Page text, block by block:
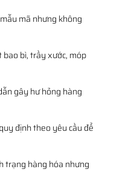
mã nhưng không
bao bì, trầy xước, móp
gây hư hỏng hàng
định theo yêu cầu để
trạng hàng hóa nhưng